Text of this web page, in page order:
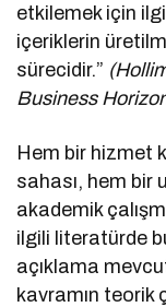
etkilemek için
içeriklerin
sürecidir.”
Business
Hem bir hizmet
sahası, hem bir
akademik
ilgili literatürde
açıklama
kavramın teorik